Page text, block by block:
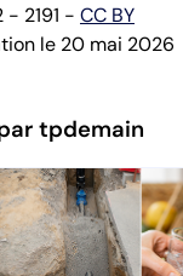
2191 - CC BY
le 20 mai 2026
tpdemain